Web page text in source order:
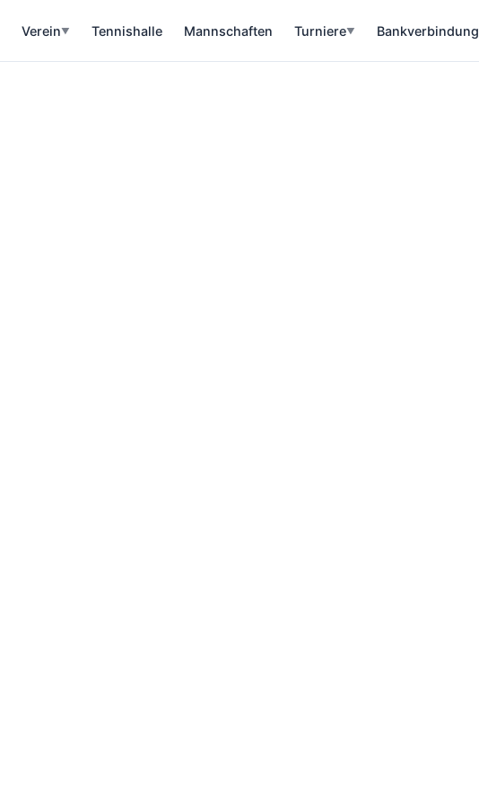
Verein▼ Tennishalle Mannschaften Turniere▼ Bankverbindung